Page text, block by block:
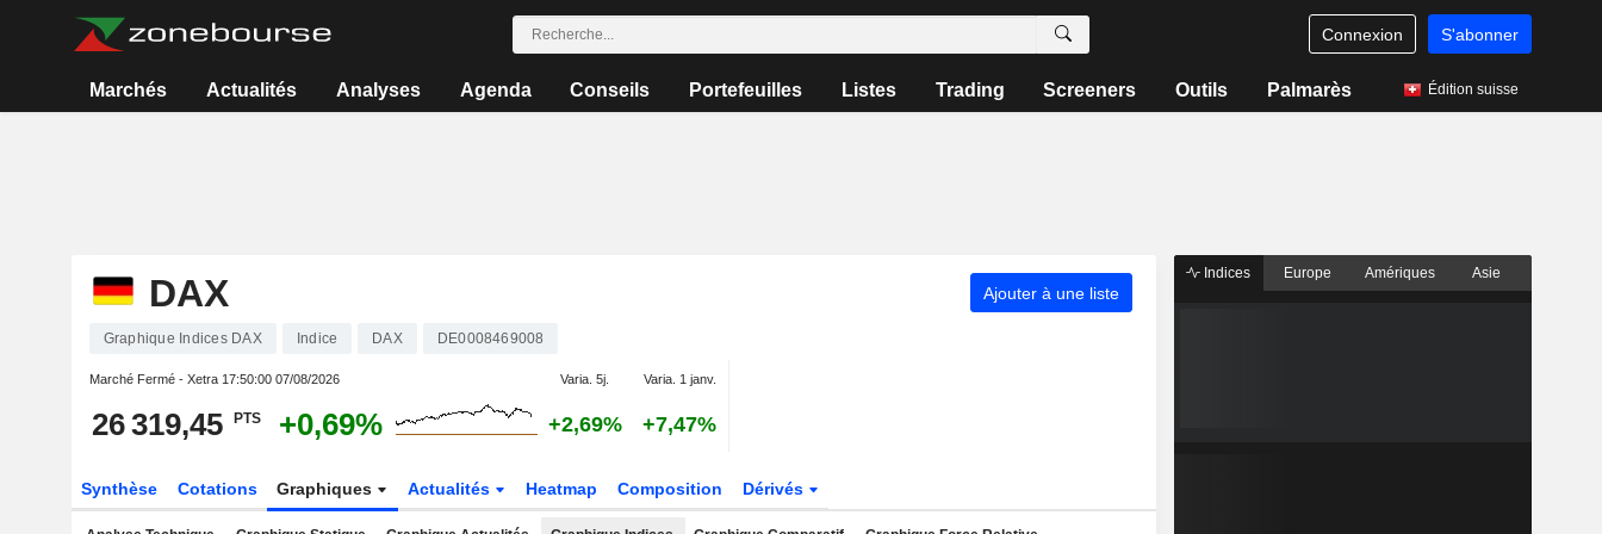
Connexion S'abonner
Marchés Actualités Analyses Agenda Conseils Portefeuilles Listes Trading Screeners Outils Palmarès Édition suisse
DAX Ajouter à une liste
Graphique Indices DAX Indice DAX DE0008469008
Marché Fermé - Xetra 17:50:00 07/08/2026 Varia. 5j. Varia. 1 janv.
26 319,45 PTS +0,69% +2,69% +7,47%
Synthèse Cotations Graphiques Actualités Heatmap Composition Dérivés
Indices Europe Amériques Asie